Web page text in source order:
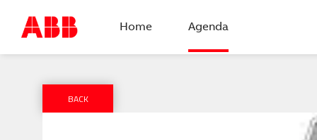
Home Agenda
BACK